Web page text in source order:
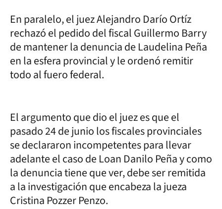
En paralelo, el juez Alejandro Darío Ortíz
rechazó el pedido del fiscal Guillermo Barry
de mantener la denuncia de Laudelina Peña
en la esfera provincial y le ordenó remitir
todo al fuero federal.
El argumento que dio el juez es que el
pasado 24 de junio los fiscales provinciales
se declararon incompetentes para llevar
adelante el caso de Loan Danilo Peña y como
la denuncia tiene que ver, debe ser remitida
a la investigación que encabeza la jueza
Cristina Pozzer Penzo.